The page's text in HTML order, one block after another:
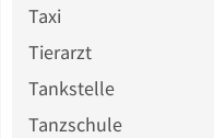
Taxi
Tierarzt
Tankstelle
Tanzschule